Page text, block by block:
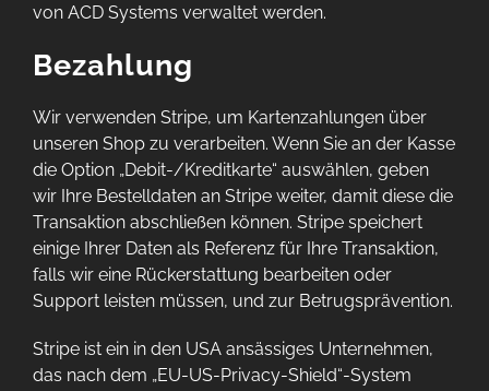
von ACD Systems verwaltet werden.
Bezahlung
Wir verwenden Stripe, um Kartenzahlungen über
unseren Shop zu verarbeiten. Wenn Sie an der Kasse
die Option „Debit-/Kreditkarte“ auswählen, geben
wir Ihre Bestelldaten an Stripe weiter, damit diese die
Transaktion abschließen können. Stripe speichert
einige Ihrer Daten als Referenz für Ihre Transaktion,
falls wir eine Rückerstattung bearbeiten oder
Support leisten müssen, und zur Betrugsprävention.
Stripe ist ein in den USA ansässiges Unternehmen,
das nach dem „EU-US-Privacy-Shield“-System